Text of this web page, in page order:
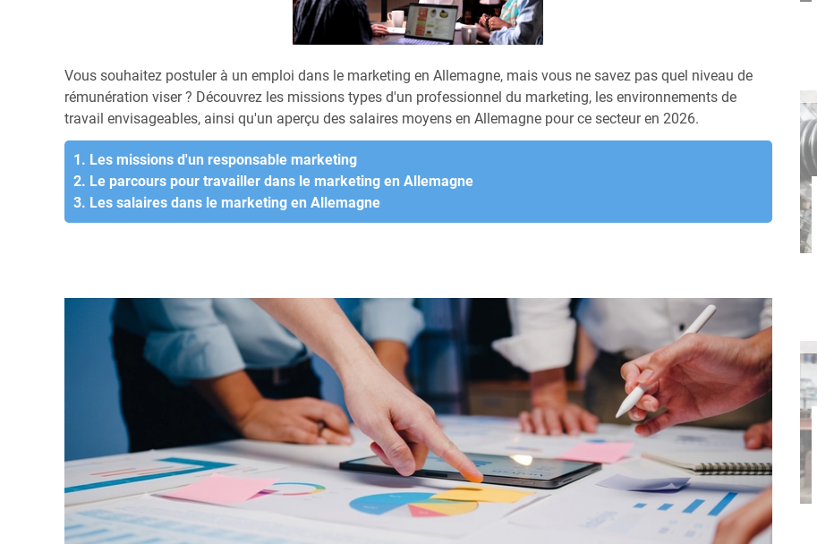
Vous souhaitez postuler à un emploi dans le marketing en Allemagne, mais vous ne savez pas quel niveau de
rémunération viser ? Découvrez les missions types d'un professionnel du marketing, les environnements de
travail envisageables, ainsi qu'un aperçu des salaires moyens en Allemagne pour ce secteur en 2026.
1. Les missions d'un responsable marketing
2. Le parcours pour travailler dans le marketing en Allemagne
3. Les salaires dans le marketing en Allemagne